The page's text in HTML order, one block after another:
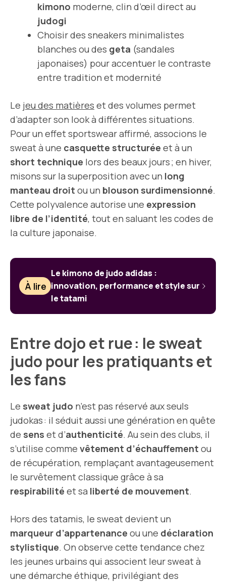
kimono moderne, clin d’œil direct au
judogi
Choisir des sneakers minimalistes
blanches ou des geta (sandales
japonaises) pour accentuer le contraste
entre tradition et modernité
Le jeu des matières et des volumes permet
d’adapter son look à différentes situations.
Pour un effet sportswear affirmé, associons le
sweat à une casquette structurée et à un
short technique lors des beaux jours ; en hiver,
misons sur la superposition avec un long
manteau droit ou un blouson surdimensionné.
Cette polyvalence autorise une expression
libre de l’identité, tout en saluant les codes de
la culture japonaise.
À lire
Le kimono de judo adidas :
innovation, performance et style sur
le tatami
Entre dojo et rue : le sweat
judo pour les pratiquants et
les fans
Le sweat judo n’est pas réservé aux seuls
judokas : il séduit aussi une génération en quête
de sens et d’authenticité. Au sein des clubs, il
s’utilise comme vêtement d’échauffement ou
de récupération, remplaçant avantageusement
le survêtement classique grâce à sa
respirabilité et sa liberté de mouvement.
Hors des tatamis, le sweat devient un
marqueur d’appartenance ou une déclaration
stylistique. On observe cette tendance chez
les jeunes urbains qui associent leur sweat à
une démarche éthique, privilégiant des